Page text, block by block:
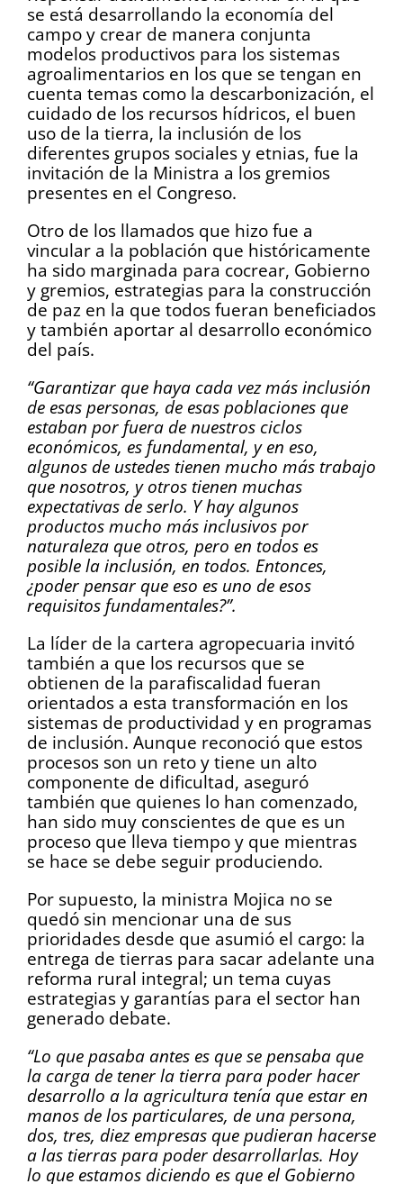
se está desarrollando la economía del
campo y crear de manera conjunta
modelos productivos para los sistemas
agroalimentarios en los que se tengan en
cuenta temas como la descarbonización, el
cuidado de los recursos hídricos, el buen
uso de la tierra, la inclusión de los
diferentes grupos sociales y etnias, fue la
invitación de la Ministra a los gremios
presentes en el Congreso.
Otro de los llamados que hizo fue a
vincular a la población que históricamente
ha sido marginada para cocrear, Gobierno
y gremios, estrategias para la construcción
de paz en la que todos fueran beneficiados
y también aportar al desarrollo económico
del país.
“Garantizar que haya cada vez más inclusión
de esas personas, de esas poblaciones que
estaban por fuera de nuestros ciclos
económicos, es fundamental, y en eso,
algunos de ustedes tienen mucho más trabajo
que nosotros, y otros tienen muchas
expectativas de serlo. Y hay algunos
productos mucho más inclusivos por
naturaleza que otros, pero en todos es
posible la inclusión, en todos. Entonces,
¿poder pensar que eso es uno de esos
requisitos fundamentales?”.
La líder de la cartera agropecuaria invitó
también a que los recursos que se
obtienen de la parafiscalidad fueran
orientados a esta transformación en los
sistemas de productividad y en programas
de inclusión. Aunque reconoció que estos
procesos son un reto y tiene un alto
componente de dificultad, aseguró
también que quienes lo han comenzado,
han sido muy conscientes de que es un
proceso que lleva tiempo y que mientras
se hace se debe seguir produciendo.
Por supuesto, la ministra Mojica no se
quedó sin mencionar una de sus
prioridades desde que asumió el cargo: la
entrega de tierras para sacar adelante una
reforma rural integral; un tema cuyas
estrategias y garantías para el sector han
generado debate.
“Lo que pasaba antes es que se pensaba que
la carga de tener la tierra para poder hacer
desarrollo a la agricultura tenía que estar en
manos de los particulares, de una persona,
dos, tres, diez empresas que pudieran hacerse
a las tierras para poder desarrollarlas. Hoy
lo que estamos diciendo es que el Gobierno